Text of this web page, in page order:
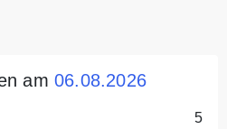
am 06.08.2026
5